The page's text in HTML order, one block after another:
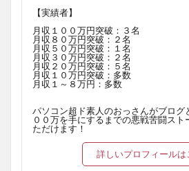
【実績者】
月収１００万円突破：３名
月収８０万円突破：２名
月収５０万円突破：１名
月収３０万円突破：２名
月収２０万円突破：５名
月収１０万円突破：多数
月収１～８万円：多数
パソコン超ド素人のおっさんがブログ
００万を手にするまでの悪戦苦闘ス
ただけます！
詳しいプロフィールは